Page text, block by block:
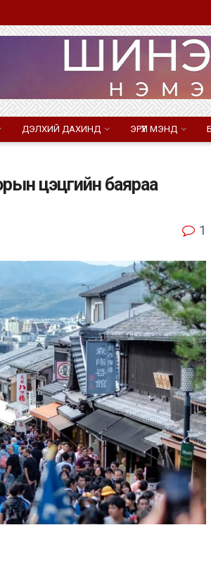
ДЭЛХИЙ ДАХИНД ЭРҮҮЛ МЭНД
цэцгийн баяраа
1